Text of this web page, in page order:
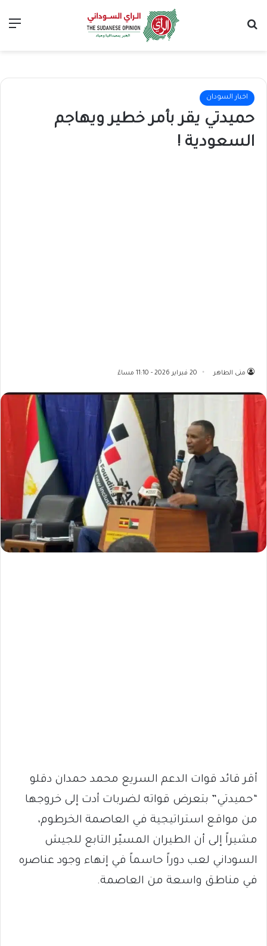
اخبار السودان
حميدتي يقر بأمر خطير ويهاجم
السعودية !
منى الطاهر 20 فبراير 2026 - 11:10 مساءً
أقر قائد قوات الدعم السريع محمد حمدان دقلو
“حميدتي” بتعرض قواته لضربات أدت إلى خروجها
من مواقع استراتيجية في العاصمة الخرطوم،
مشيراً إلى أن الطيران المسيّر التابع للجيش
السوداني لعب دوراً حاسماً في إنهاء وجود عناصره
في مناطق واسعة من العاصمة.